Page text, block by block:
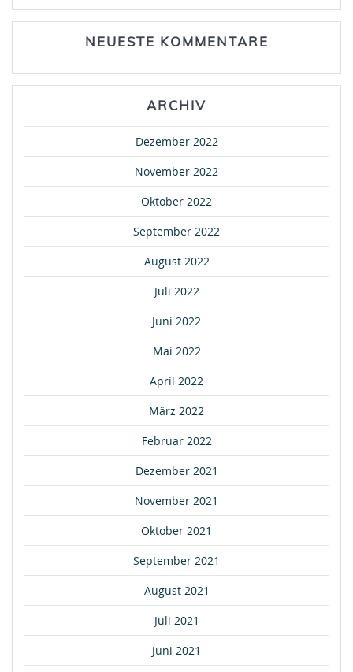
NEUESTE KOMMENTARE
ARCHIV
Dezember 2022
November 2022
Oktober 2022
September 2022
August 2022
Juli 2022
Juni 2022
Mai 2022
April 2022
März 2022
Februar 2022
Dezember 2021
November 2021
Oktober 2021
September 2021
August 2021
Juli 2021
Juni 2021